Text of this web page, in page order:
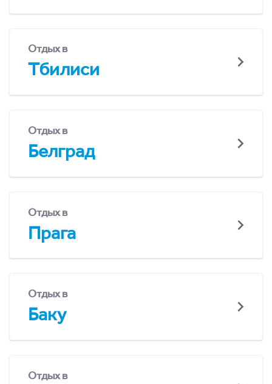
Отдых в
Тбилиси
Отдых в
Белград
Отдых в
Прага
Отдых в
Баку
Отдых в